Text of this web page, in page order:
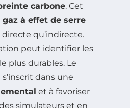
carbone. Cet
à effet de serre
qu’indirecte.
peut identifier les
plus durables. Le
dans une
et à favoriser
simulateurs et en